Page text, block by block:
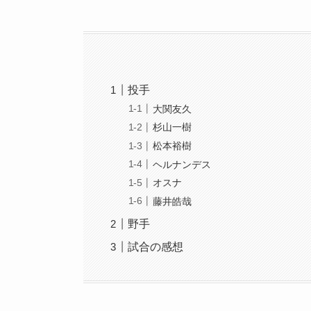
投手
大関友久
杉山一樹
松本裕樹
ヘルナンデス
オスナ
藤井皓哉
野手
試合の感想